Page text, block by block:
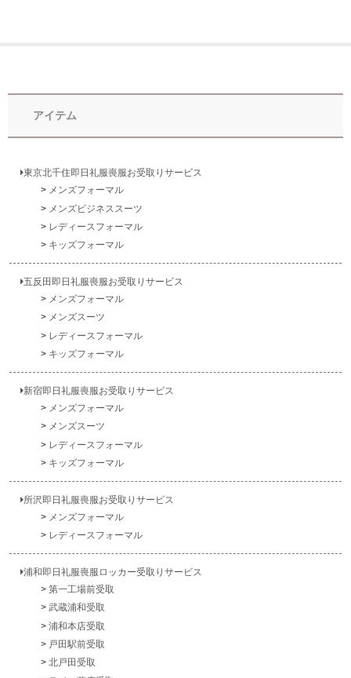
アイテム
東京北千住即日礼服喪服お受取りサービス
メンズフォーマル
メンズビジネススーツ
レディースフォーマル
キッズフォーマル
五反田即日礼服喪服お受取りサービス
メンズフォーマル
メンズスーツ
レディースフォーマル
キッズフォーマル
新宿即日礼服喪服お受取りサービス
メンズフォーマル
メンズスーツ
レディースフォーマル
キッズフォーマル
所沢即日礼服喪服お受取りサービス
メンズフォーマル
レディースフォーマル
浦和即日礼服喪服ロッカー受取りサービス
第一工場前受取
武蔵浦和受取
浦和本店受取
戸田駅前受取
北戸田受取